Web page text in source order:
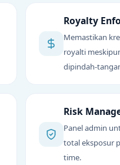
Royalty
Memastikan
royalti
dipindah-
Risk
Panel admin
total eksposur
time.